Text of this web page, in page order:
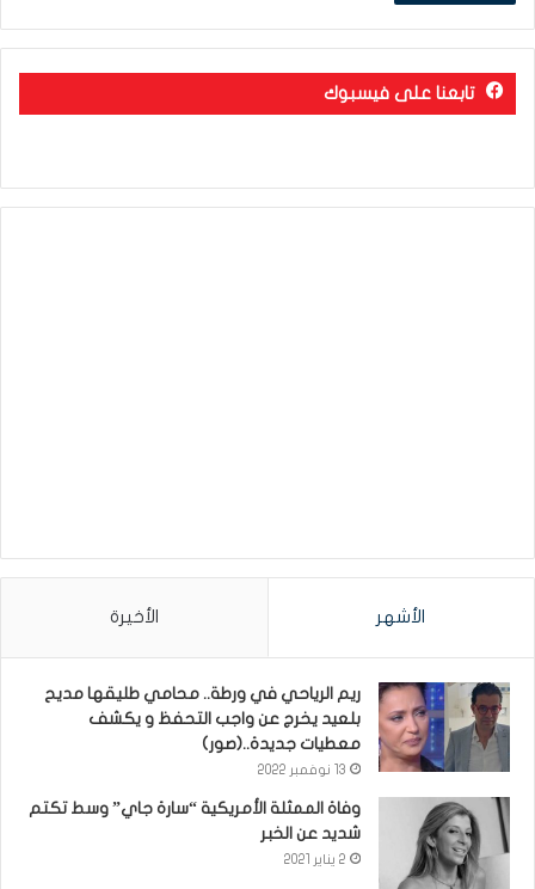
تابعنا على فيسبوك
الأشهر الأخيرة
ريم الرياحي في ورطة.. محامي طليقها مديح
بلعيد يخرج عن واجب التحفظ و يكشف
معطيات جديدة..(صور)
13 نوفمبر 2022
وفاة الممثلة الأمريكية “سارة جاي” وسط تكتم
شديد عن الخبر
2 يناير 2021